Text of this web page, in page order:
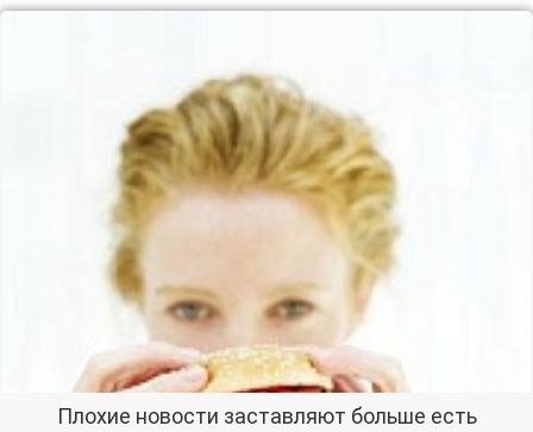
Плохие новости заставляют больше есть